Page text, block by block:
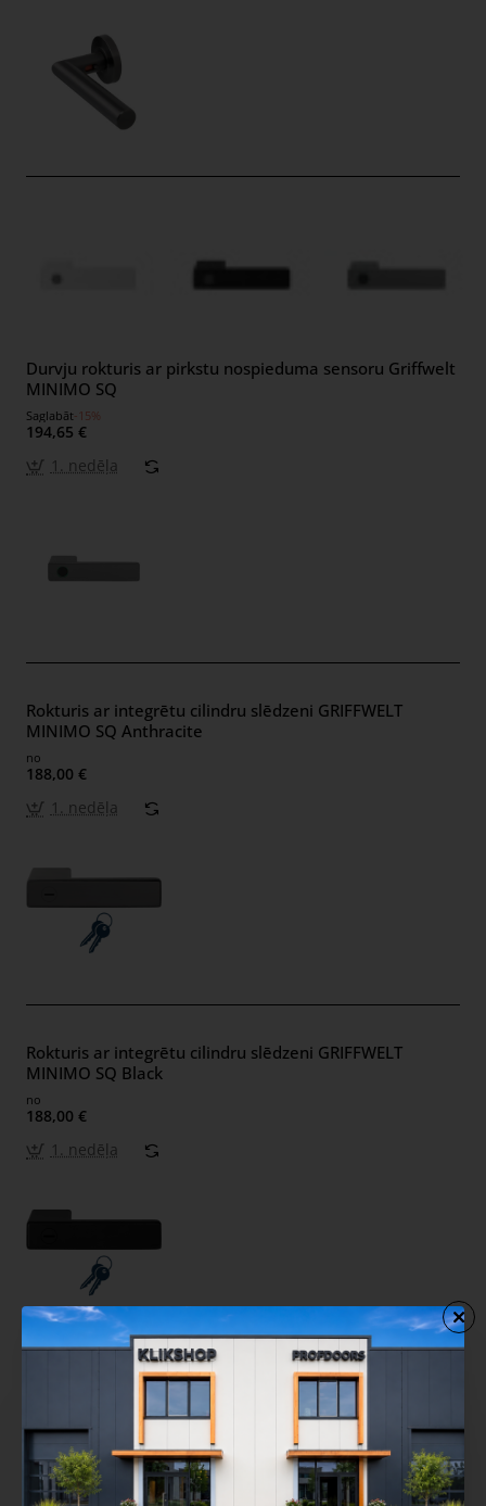
Durvju rokturis ar pirkstu nospieduma sensoru Griffwelt
MINIMO SQ
Saglabāt-15%
194,65 €
1. nedēļa
Rokturis ar integrētu cilindru slēdzeni GRIFFWELT
MINIMO SQ Anthracite
no
188,00 €
1. nedēļa
Rokturis ar integrētu cilindru slēdzeni GRIFFWELT
MINIMO SQ Black
no
188,00 €
1. nedēļa
Rokturis GRIFFWELT MINIMO RD Anthracite
139,10 €
1. nedēļa